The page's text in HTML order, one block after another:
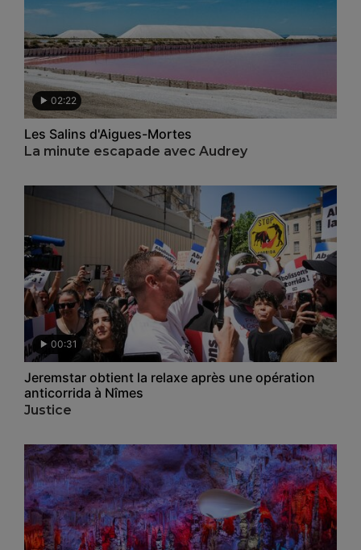
02:22
Les Salins d'Aigues-Mortes
La minute escapade avec Audrey
00:31
Jeremstar obtient la relaxe après une opération
anticorrida à Nîmes
Justice